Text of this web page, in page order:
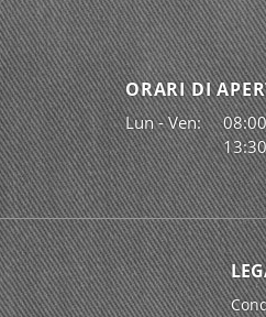
ORARI DI
Lun - Ven: